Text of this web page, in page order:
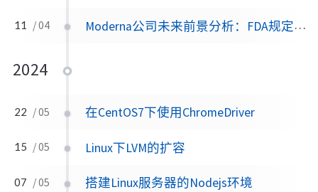
11 / 04 Moderna公司未来前景分析：FDA规定影响及股价风险评估
2024
22 / 05 在CentOS7下使用ChromeDriver
15 / 05 Linux下LVM的扩容
07 / 05 搭建Linux服务器的Nodejs环境